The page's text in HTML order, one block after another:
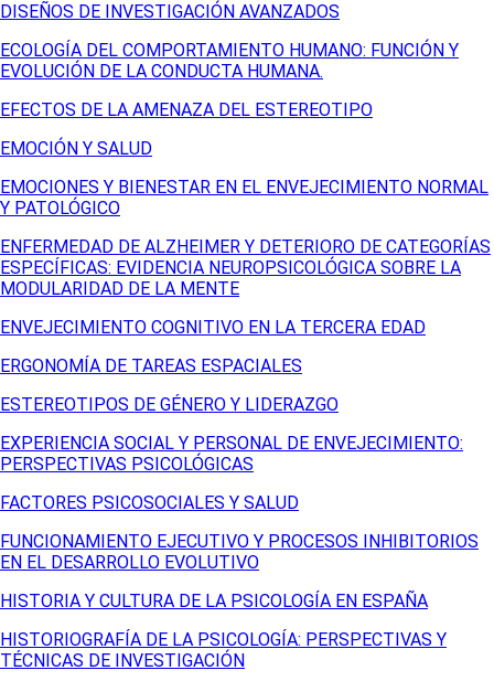
DISEÑOS DE INVESTIGACIÓN AVANZADOS
ECOLOGÍA DEL COMPORTAMIENTO HUMANO: FUNCIÓN Y
EVOLUCIÓN DE LA CONDUCTA HUMANA.
EFECTOS DE LA AMENAZA DEL ESTEREOTIPO
EMOCIÓN Y SALUD
EMOCIONES Y BIENESTAR EN EL ENVEJECIMIENTO NORMAL
Y PATOLÓGICO
ENFERMEDAD DE ALZHEIMER Y DETERIORO DE CATEGORÍAS
ESPECÍFICAS: EVIDENCIA NEUROPSICOLÓGICA SOBRE LA
MODULARIDAD DE LA MENTE
ENVEJECIMIENTO COGNITIVO EN LA TERCERA EDAD
ERGONOMÍA DE TAREAS ESPACIALES
ESTEREOTIPOS DE GÉNERO Y LIDERAZGO
EXPERIENCIA SOCIAL Y PERSONAL DE ENVEJECIMIENTO:
PERSPECTIVAS PSICOLÓGICAS
FACTORES PSICOSOCIALES Y SALUD
FUNCIONAMIENTO EJECUTIVO Y PROCESOS INHIBITORIOS
EN EL DESARROLLO EVOLUTIVO
HISTORIA Y CULTURA DE LA PSICOLOGÍA EN ESPAÑA
HISTORIOGRAFÍA DE LA PSICOLOGÍA: PERSPECTIVAS Y
TÉCNICAS DE INVESTIGACIÓN